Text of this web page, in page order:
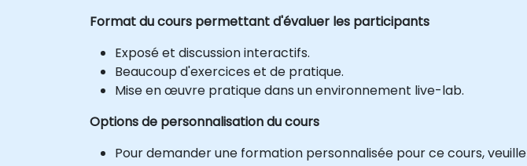
Format du cours permettant d'évaluer les participants
Exposé et discussion interactifs.
Beaucoup d'exercices et de pratique.
Mise en œuvre pratique dans un environnement live-lab.
Options de personnalisation du cours
Pour demander une formation personnalisée pour ce cours,